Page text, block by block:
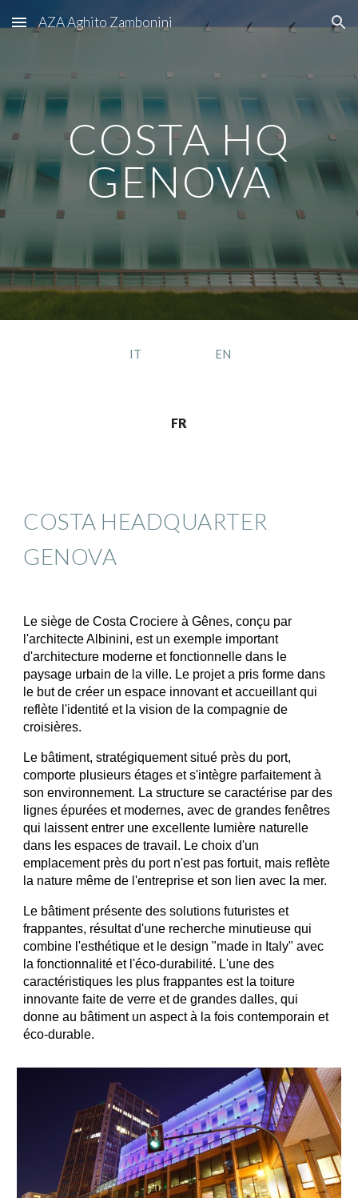
Skip to main content Skip to navigation
AZA Aghito Zambonini
COSTA HQ
GENOVA
IT EN
FR
COSTA HEADQUARTER
GENOVA
Le siège de Costa Crociere à Gênes, conçu par
l'architecte Albinini, est un exemple important
d'architecture moderne et fonctionnelle dans le
paysage urbain de la ville. Le projet a pris forme dans
le but de créer un espace innovant et accueillant qui
reflète l'identité et la vision de la compagnie de
croisières.
Le bâtiment, stratégiquement situé près du port,
comporte plusieurs étages et s'intègre parfaitement à
son environnement. La structure se caractérise par des
lignes épurées et modernes, avec de grandes fenêtres
qui laissent entrer une excellente lumière naturelle
dans les espaces de travail. Le choix d'un
emplacement près du port n'est pas fortuit, mais reflète
la nature même de l'entreprise et son lien avec la mer.
Le bâtiment présente des solutions futuristes et
frappantes, résultat d'une recherche minutieuse qui
combine l'esthétique et le design "made in Italy" avec
la fonctionnalité et l'éco-durabilité. L'une des
caractéristiques les plus frappantes est la toiture
innovante faite de verre et de grandes dalles, qui
donne au bâtiment un aspect à la fois contemporain et
éco-durable.